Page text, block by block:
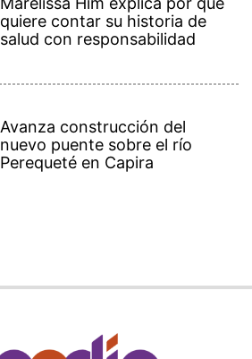
quiere contar su historia de
salud con responsabilidad
Avanza construcción del
nuevo puente sobre el río
Perequeté en Capira